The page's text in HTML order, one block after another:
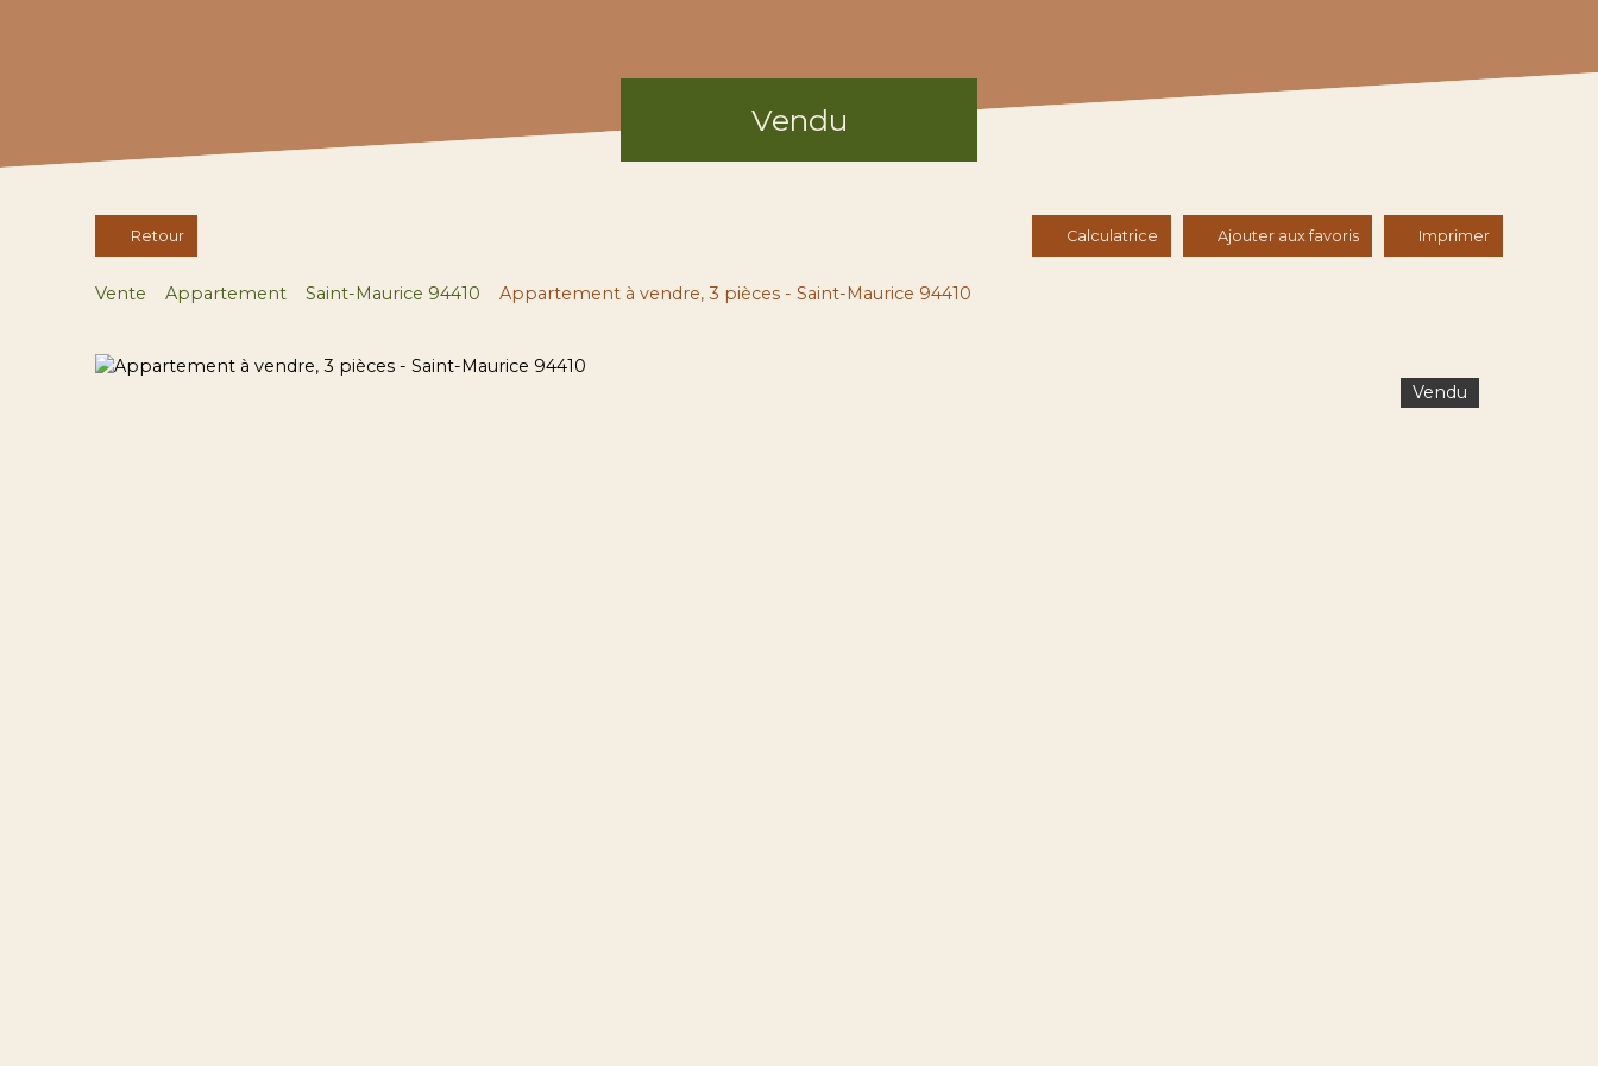
Vendu
Retour Calculatrice Ajouter aux favoris Imprimer
Vente Appartement Saint-Maurice 94410 Appartement à vendre, 3 pièces - Saint-Maurice 94410
Vendu